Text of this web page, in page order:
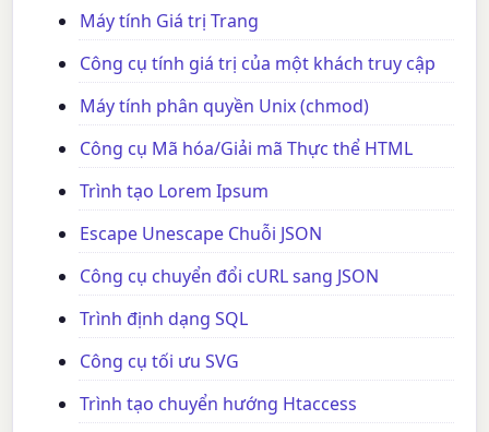
Máy tính Giá trị Trang
Công cụ tính giá trị của một khách truy cập
Máy tính phân quyền Unix (chmod)
Công cụ Mã hóa/Giải mã Thực thể HTML
Trình tạo Lorem Ipsum
Escape Unescape Chuỗi JSON
Công cụ chuyển đổi cURL sang JSON
Trình định dạng SQL
Công cụ tối ưu SVG
Trình tạo chuyển hướng Htaccess